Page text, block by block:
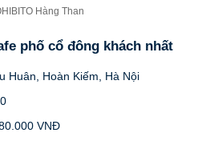
Hàng Than
phố cổ đông khách nhất
Huân, Hoàn Kiếm, Hà Nội
VNĐ